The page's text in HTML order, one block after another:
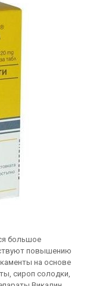
большое
повышению
на основе
сироп солодки,